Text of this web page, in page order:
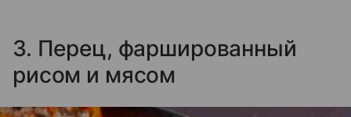
3. Перец, фаршированный
рисом и мясом